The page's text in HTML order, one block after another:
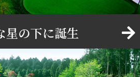
星の下に誕生